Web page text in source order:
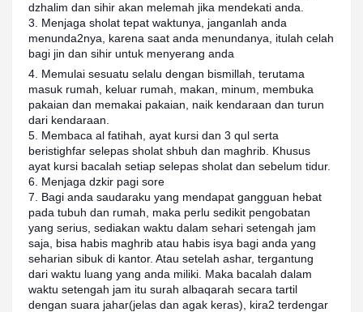
dzhalim dan sihir akan melemah jika mendekati anda.
3. Menjaga sholat tepat waktunya, janganlah anda
menunda2nya, karena saat anda menundanya, itulah celah
bagi jin dan sihir untuk menyerang anda
4. Memulai sesuatu selalu dengan bismillah, terutama
masuk rumah, keluar rumah, makan, minum, membuka
pakaian dan memakai pakaian, naik kendaraan dan turun
dari kendaraan.
5. Membaca al fatihah, ayat kursi dan 3 qul serta
beristighfar selepas sholat shbuh dan maghrib. Khusus
ayat kursi bacalah setiap selepas sholat dan sebelum tidur.
6. Menjaga dzkir pagi sore
7. Bagi anda saudaraku yang mendapat gangguan hebat
pada tubuh dan rumah, maka perlu sedikit pengobatan
yang serius, sediakan waktu dalam sehari setengah jam
saja, bisa habis maghrib atau habis isya bagi anda yang
seharian sibuk di kantor. Atau setelah ashar, tergantung
dari waktu luang yang anda miliki. Maka bacalah dalam
waktu setengah jam itu surah albaqarah secara tartil
dengan suara jahar(jelas dan agak keras), kira2 terdengar